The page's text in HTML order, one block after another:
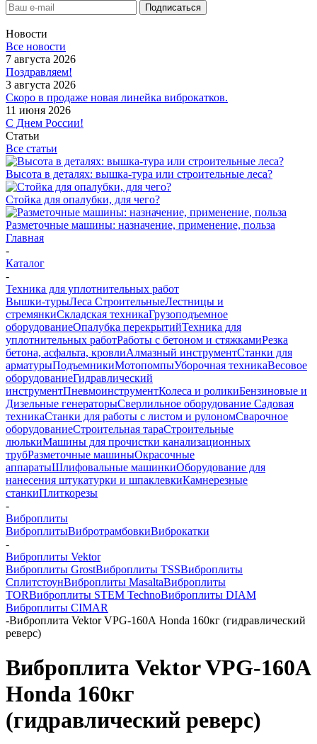
Новости
Все новости
7 августа 2026
Поздравляем!
3 августа 2026
Скоро в продаже новая линейка виброкатков.
11 июня 2026
С Днем России!
Статьи
Все статьи
Высота в деталях: вышка-тура или строительные леса?
Стойка для опалубки, для чего?
Разметочные машины: назначение, применение, польза
Главная
-
Каталог
-
Техника для уплотнительных работ
Вышки-турыЛеса СтроительныеЛестницы и
стремянкиСкладская техникаГрузоподъемное
оборудованиеОпалубка перекрытийТехника для
уплотнительных работРаботы с бетоном и стяжкамиРезка
бетона, асфальта, кровлиАлмазный инструментСтанки для
арматурыПодъемникиМотопомпыУборочная техникаВесовое
оборудованиеГидравлический
инструментПневмоинструментКолеса и роликиБензиновые и
Дизельные генераторыСверлильное оборудование Садовая
техникаСтанки для работы с листом и рулономСварочное
оборудованиеСтроительная тараСтроительные
люлькиМашины для прочистки канализационных
трубРазметочные машиныОкрасочные
аппаратыШлифовальные машинкиОборудование для
нанесения штукатурки и шпаклевкиКамнерезные
станкиПлиткорезы
-
Виброплиты
ВиброплитыВибротрамбовкиВиброкатки
-
Виброплиты Vektor
Виброплиты GrostВиброплиты TSSВиброплиты
СплитстоунВиброплиты MasaltaВиброплиты
TORВиброплиты STEM TechnoВиброплиты DIAM
Виброплиты CIMAR
-Виброплита Vektor VPG-160А Honda 160кг (гидравлический
реверс)
Виброплита Vektor VPG-160А
Honda 160кг
(гидравлический реверс)